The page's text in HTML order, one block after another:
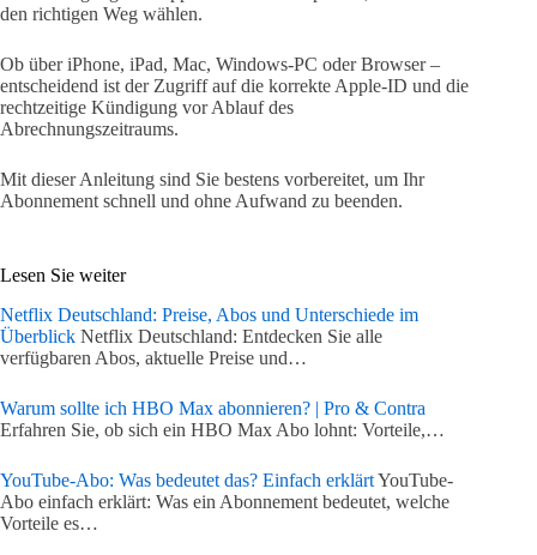
den richtigen Weg wählen.
Ob über iPhone, iPad, Mac, Windows-PC oder Browser –
entscheidend ist der Zugriff auf die korrekte Apple-ID und die
rechtzeitige Kündigung vor Ablauf des
Abrechnungszeitraums.
Mit dieser Anleitung sind Sie bestens vorbereitet, um Ihr
Abonnement schnell und ohne Aufwand zu beenden.
Lesen Sie weiter
Netflix Deutschland: Preise, Abos und Unterschiede im
Überblick Netflix Deutschland: Entdecken Sie alle
verfügbaren Abos, aktuelle Preise und…
Warum sollte ich HBO Max abonnieren? | Pro & Contra
Erfahren Sie, ob sich ein HBO Max Abo lohnt: Vorteile,…
YouTube-Abo: Was bedeutet das? Einfach erklärtYouTube-
Abo einfach erklärt: Was ein Abonnement bedeutet, welche
Vorteile es…